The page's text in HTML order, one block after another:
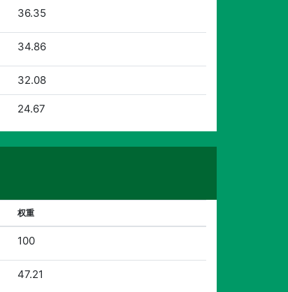
36.35
34.86
32.08
24.67
权重
100
47.21